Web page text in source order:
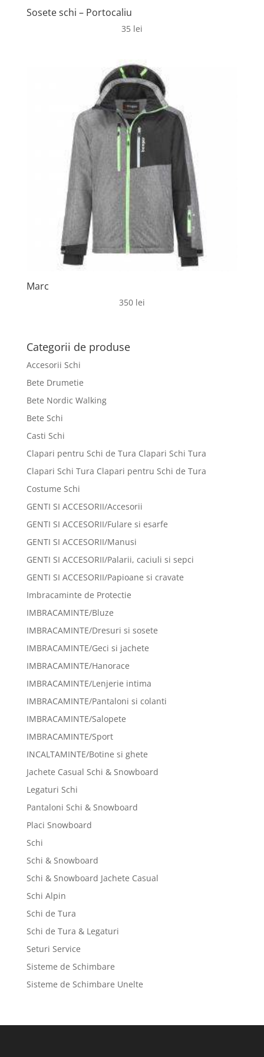
Sosete schi – Portocaliu
35 lei
Marc
350 lei
Categorii de produse
Accesorii Schi
Bete Drumetie
Bete Nordic Walking
Bete Schi
Casti Schi
Clapari pentru Schi de Tura Clapari Schi Tura
Clapari Schi Tura Clapari pentru Schi de Tura
Costume Schi
GENTI SI ACCESORII/Accesorii
GENTI SI ACCESORII/Fulare si esarfe
GENTI SI ACCESORII/Manusi
GENTI SI ACCESORII/Palarii, caciuli si sepci
GENTI SI ACCESORII/Papioane si cravate
Imbracaminte de Protectie
IMBRACAMINTE/Bluze
IMBRACAMINTE/Dresuri si sosete
IMBRACAMINTE/Geci si jachete
IMBRACAMINTE/Hanorace
IMBRACAMINTE/Lenjerie intima
IMBRACAMINTE/Pantaloni si colanti
IMBRACAMINTE/Salopete
IMBRACAMINTE/Sport
INCALTAMINTE/Botine si ghete
Jachete Casual Schi & Snowboard
Legaturi Schi
Pantaloni Schi & Snowboard
Placi Snowboard
Schi
Schi & Snowboard
Schi & Snowboard Jachete Casual
Schi Alpin
Schi de Tura
Schi de Tura & Legaturi
Seturi Service
Sisteme de Schimbare
Sisteme de Schimbare Unelte